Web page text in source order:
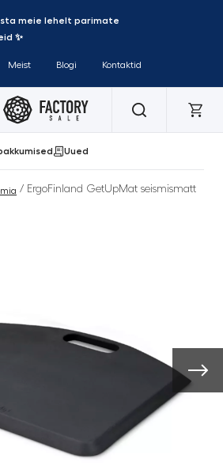
meie lehelt parimate
✨
Meist Blogi Kontaktid
Uued
/ ErgoFinland GetUpMat seismismatt